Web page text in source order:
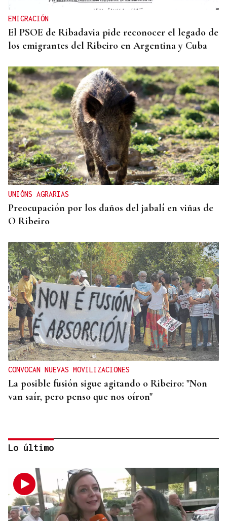
EMIGRACIÓN
El PSOE de Ribadavia pide reconocer el legado de
los emigrantes del Ribeiro en Argentina y Cuba
UNIÓNS AGRARIAS
Preocupación por los daños del jabalí en viñas de
O Ribeiro
CONVOCAN NUEVAS MOVILIZACIONES
La posible fusión sigue agitando o Ribeiro: "Non
van saír, pero penso que nos oíron"
Lo último